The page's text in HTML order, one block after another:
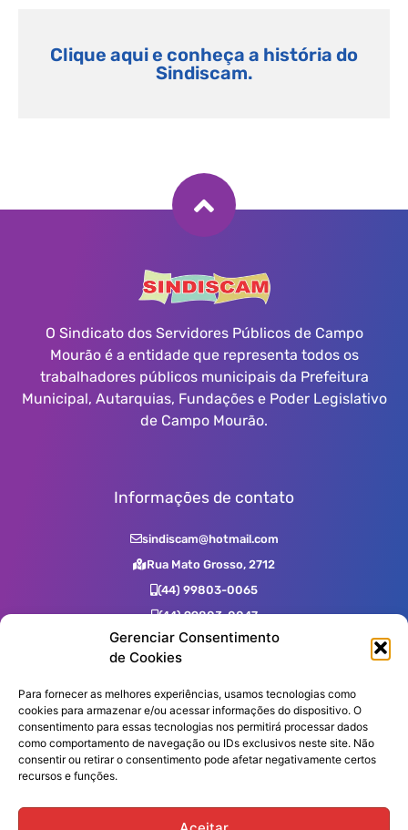
Gerenciar Consentimento
de Cookies
Para fornecer as melhores experiências, usamos tecnologias como
cookies para armazenar e/ou acessar informações do dispositivo. O
consentimento para essas tecnologias nos permitirá processar dados
como comportamento de navegação ou IDs exclusivos neste site. Não
consentir ou retirar o consentimento pode afetar negativamente certos
recursos e funções.
Clique aqui e conheça a história do
Sindiscam.
O Sindicato dos Servidores Públicos de Campo
Mourão é a entidade que representa todos os
trabalhadores públicos municipais da Prefeitura
Municipal, Autarquias, Fundações e Poder Legislativo
de Campo Mourão.
Informações de contato
sindiscam@hotmail.com
Rua Mato Grosso, 2712
(44) 99803-0065
(44) 99803-0047
(44) 99731-0400
(44) 3523-2725
(44) 3523-7539
Assine nossa Newsletter!